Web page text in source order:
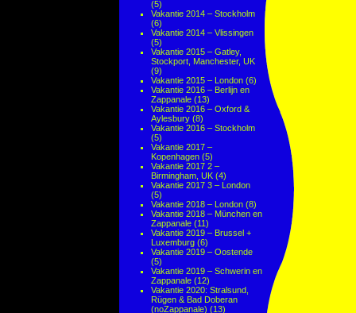
(5)
Vakantie 2014 – Stockholm
(6)
Vakantie 2014 – Vlissingen
(5)
Vakantie 2015 – Gatley,
Stockport, Manchester, UK
(9)
Vakantie 2015 – London (6)
Vakantie 2016 – Berlijn en
Zappanale (13)
Vakantie 2016 – Oxford &
Aylesbury (8)
Vakantie 2016 – Stockholm
(5)
Vakantie 2017 –
Kopenhagen (5)
Vakantie 2017 2 –
Birmingham, UK (4)
Vakantie 2017 3 – London
(5)
Vakantie 2018 – London (8)
Vakantie 2018 – München en
Zappanale (11)
Vakantie 2019 – Brussel +
Luxemburg (6)
Vakantie 2019 – Oostende
(5)
Vakantie 2019 – Schwerin en
Zappanale (12)
Vakantie 2020: Stralsund,
Rügen & Bad Doberan
(noZappanale) (13)